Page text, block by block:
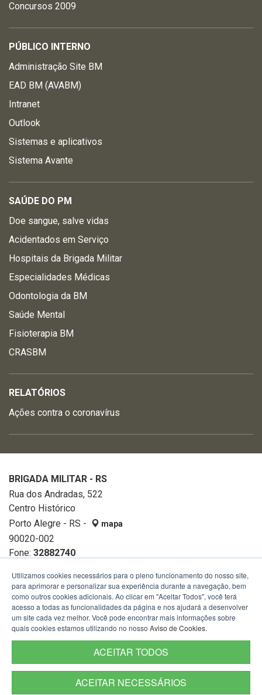
Concursos 2009
PÚBLICO INTERNO
Administração Site BM
EAD BM (AVABM)
Intranet
Outlook
Sistemas e aplicativos
Sistema Avante
SAÚDE DO PM
Doe sangue, salve vidas
Acidentados em Serviço
Hospitais da Brigada Militar
Especialidades Médicas
Odontologia da BM
Saúde Mental
Fisioterapia BM
CRASBM
RELATÓRIOS
Ações contra o coronavírus
BRIGADA MILITAR - RS
Rua dos Andradas, 522
Centro Histórico
Porto Alegre - RS -
mapa
90020-002
Fone: 32882740
Termos de Uso
Utilizamos cookies necessários para o pleno funcionamento do nosso site,
para aprimorar e personalizar sua experiência durante a navegação, bem
como outros cookies adicionais. Ao clicar em "Aceitar Todos", você terá
acesso a todas as funcionalidades da página e nos ajudará a desenvolver
um site cada vez melhor. Você pode encontrar mais informações sobre
quais cookies estamos utilizando no nosso Aviso de Cookies.
ACEITAR TODOS
ACEITAR NECESSÁRIOS